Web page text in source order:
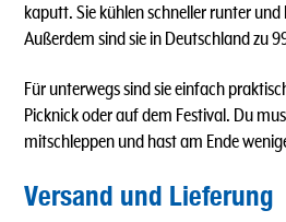
kaputt. Sie kühlen schneller runter und
Außerdem sind sie in Deutschland zu
Für unterwegs sind sie einfach
Picknick oder auf dem Festival. Du
mitschleppen und hast am Ende
Versand und Lieferung